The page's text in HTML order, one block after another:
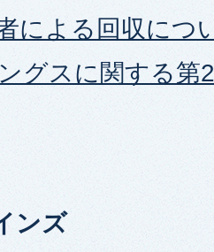
による回収につ
グスに関する第
ンズ